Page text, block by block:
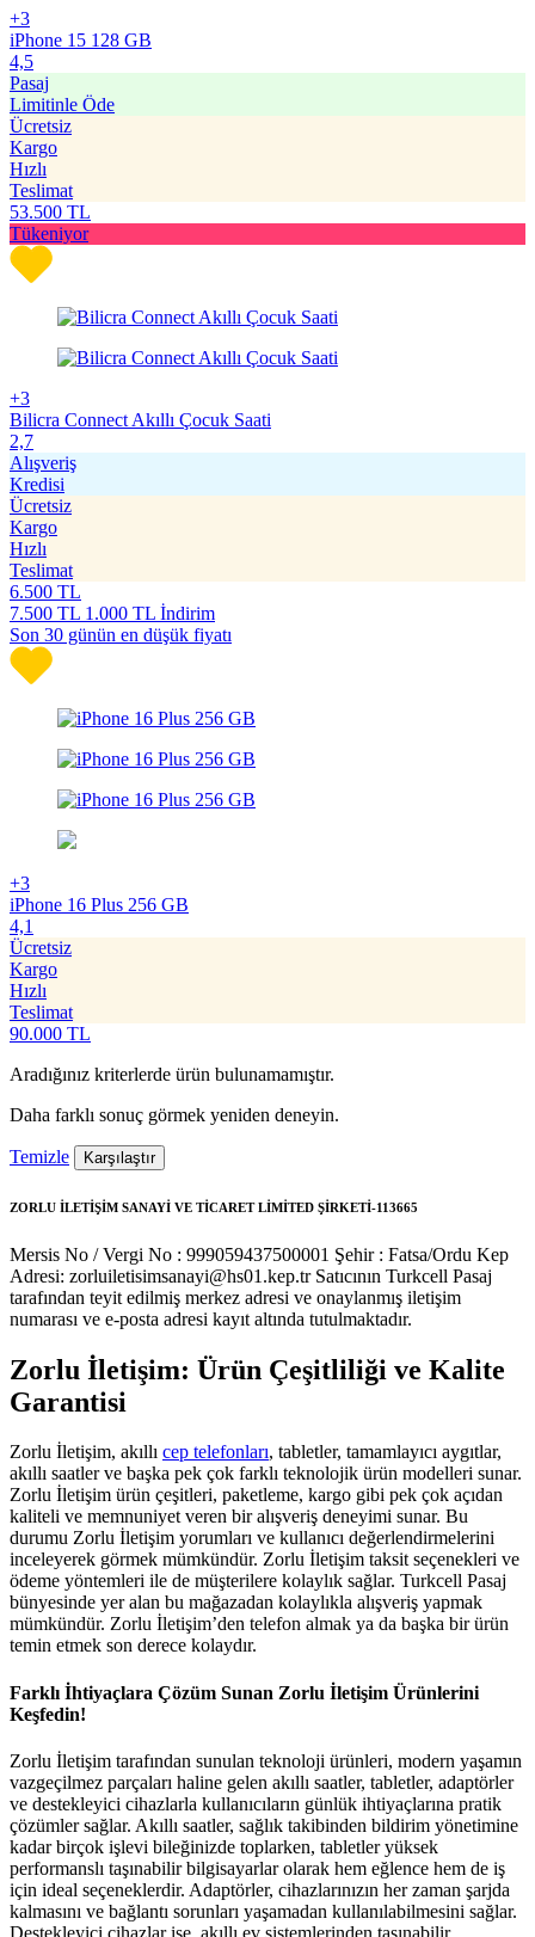
+3
iPhone 15 128 GB
4,5
Pasaj
Limitinle Öde
Ücretsiz
Kargo
Hızlı
Teslimat
53.500 TL
Tükeniyor
+3
Bilicra Connect Akıllı Çocuk Saati
2,7
Alışveriş
Kredisi
Ücretsiz
Kargo
Hızlı
Teslimat
6.500 TL
7.500 TL 1.000 TL İndirim
Son 30 günün en düşük fiyatı
+3
iPhone 16 Plus 256 GB
4,1
Ücretsiz
Kargo
Hızlı
Teslimat
90.000 TL
Aradığınız kriterlerde ürün bulunamamıştır.
Daha farklı sonuç görmek yeniden deneyin.
Temizle Karşılaştır
ZORLU İLETİŞİM SANAYİ VE TİCARET LİMİTED ŞİRKETİ-113665
Mersis No / Vergi No : 999059437500001 Şehir : Fatsa/Ordu Kep
Adresi: zorluiletisimsanayi@hs01.kep.tr Satıcının Turkcell Pasaj
tarafından teyit edilmiş merkez adresi ve onaylanmış iletişim
numarası ve e-posta adresi kayıt altında tutulmaktadır.
Zorlu İletişim: Ürün Çeşitliliği ve Kalite
Garantisi
Zorlu İletişim, akıllı cep telefonları, tabletler, tamamlayıcı aygıtlar,
akıllı saatler ve başka pek çok farklı teknolojik ürün modelleri sunar.
Zorlu İletişim ürün çeşitleri, paketleme, kargo gibi pek çok açıdan
kaliteli ve memnuniyet veren bir alışveriş deneyimi sunar. Bu
durumu Zorlu İletişim yorumları ve kullanıcı değerlendirmelerini
inceleyerek görmek mümkündür. Zorlu İletişim taksit seçenekleri ve
ödeme yöntemleri ile de müşterilere kolaylık sağlar. Turkcell Pasaj
bünyesinde yer alan bu mağazadan kolaylıkla alışveriş yapmak
mümkündür. Zorlu İletişim’den telefon almak ya da başka bir ürün
temin etmek son derece kolaydır.
Farklı İhtiyaçlara Çözüm Sunan Zorlu İletişim Ürünlerini
Keşfedin!
Zorlu İletişim tarafından sunulan teknoloji ürünleri, modern yaşamın
vazgeçilmez parçaları haline gelen akıllı saatler, tabletler, adaptörler
ve destekleyici cihazlarla kullanıcıların günlük ihtiyaçlarına pratik
çözümler sağlar. Akıllı saatler, sağlık takibinden bildirim yönetimine
kadar birçok işlevi bileğinizde toplarken, tabletler yüksek
performanslı taşınabilir bilgisayarlar olarak hem eğlence hem de iş
için ideal seçeneklerdir. Adaptörler, cihazlarınızın her zaman şarjda
kalmasını ve bağlantı sorunları yaşamadan kullanılabilmesini sağlar.
Destekleyici cihazlar ise, akıllı ev sistemlerinden taşınabilir